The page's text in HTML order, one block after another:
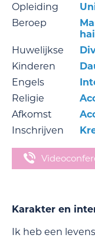
Opleiding
Beroep
Huwelijkse
Kinderen
Engels
Religie
Afkomst
Inschrijven
Karakter en
Ik heb een